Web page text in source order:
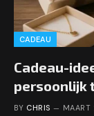
CADEAU
Cadeau-
persoonlijk
BY CHRIS